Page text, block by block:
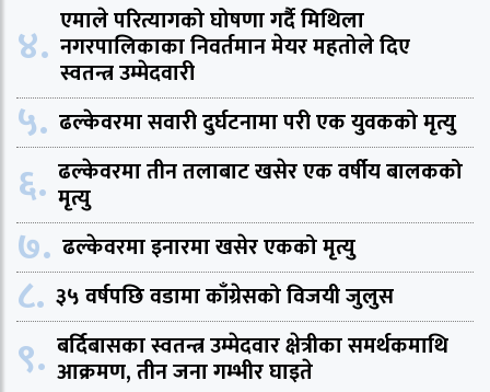
४. एमाले परित्यागको घोषणा गर्दै मिथिला
नगरपालिकाका निवर्तमान मेयर महतोले दिए
स्वतन्त्र उम्मेदवारी
५. ढल्केवरमा सवारी दुर्घटनामा परी एक युवकको मृत्यु
६. ढल्केवरमा तीन तलाबाट खसेर एक वर्षीय बालकको
मृत्यु
७. ढल्केवरमा इनारमा खसेर एकको मृत्यु
८. ३५ वर्षपछि वडामा काँग्रेसको विजयी जुलुस
९. बर्दिबासका स्वतन्त्र उम्मेदवार क्षेत्रीका समर्थकमाथि
आक्रमण, तीन जना गम्भीर घाइते